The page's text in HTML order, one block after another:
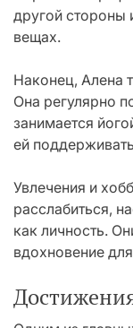
другой стороны
вещах.
Наконец, Алена
Она регулярно
занимается
ей
Увлечения и
расслабиться,
как личность.
вдохновение